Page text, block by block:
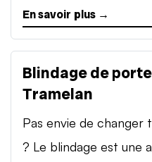
En savoir plus →
Blindage de
Tramelan
Pas envie de
? Le blindage est une